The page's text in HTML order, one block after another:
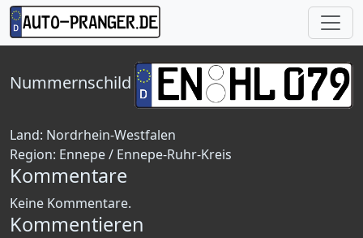
Nummernschild
Land: Nordrhein-Westfalen
Region: Ennepe / Ennepe-Ruhr-Kreis
Kommentare
Keine Kommentare.
Kommentieren